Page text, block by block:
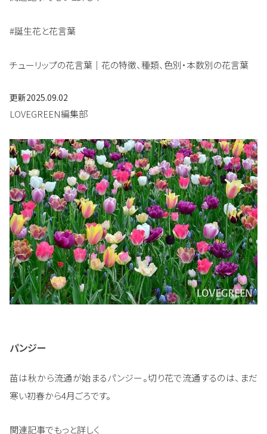
#誕生花と花言葉
チューリップの花言葉｜花の特徴、種類、色別・本数別の花言葉
更新2025.09.02
LOVEGREEN編集部
パンジー
苗は秋から流通が始まるパンジー。切り花で流通するのは、まだ
寒い初春から4月ごろです。
関連記事でもっと詳しく